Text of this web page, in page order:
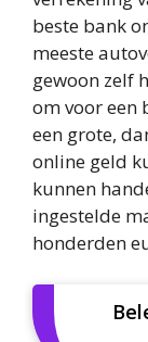
beste bank
meeste
gewoon zelf
om voor een
een grote,
online geld
kunnen
ingestelde
honderden